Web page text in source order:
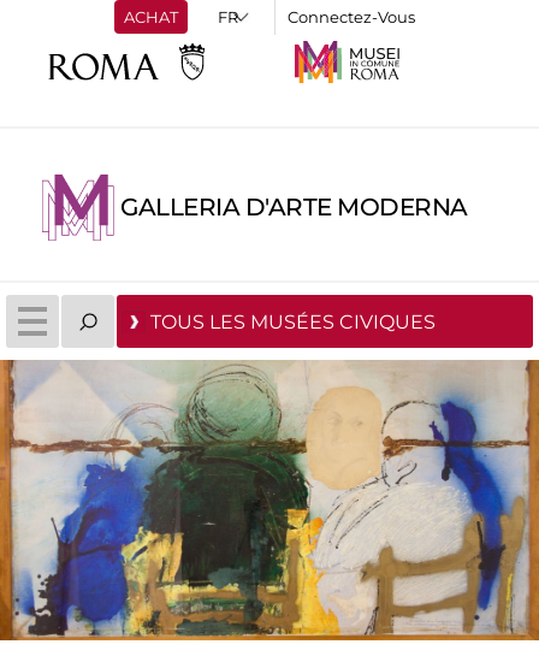
ACHAT Connectez-Vous
GALLERIA D'ARTE MODERNA
TOUS LES MUSÉES CIVIQUES